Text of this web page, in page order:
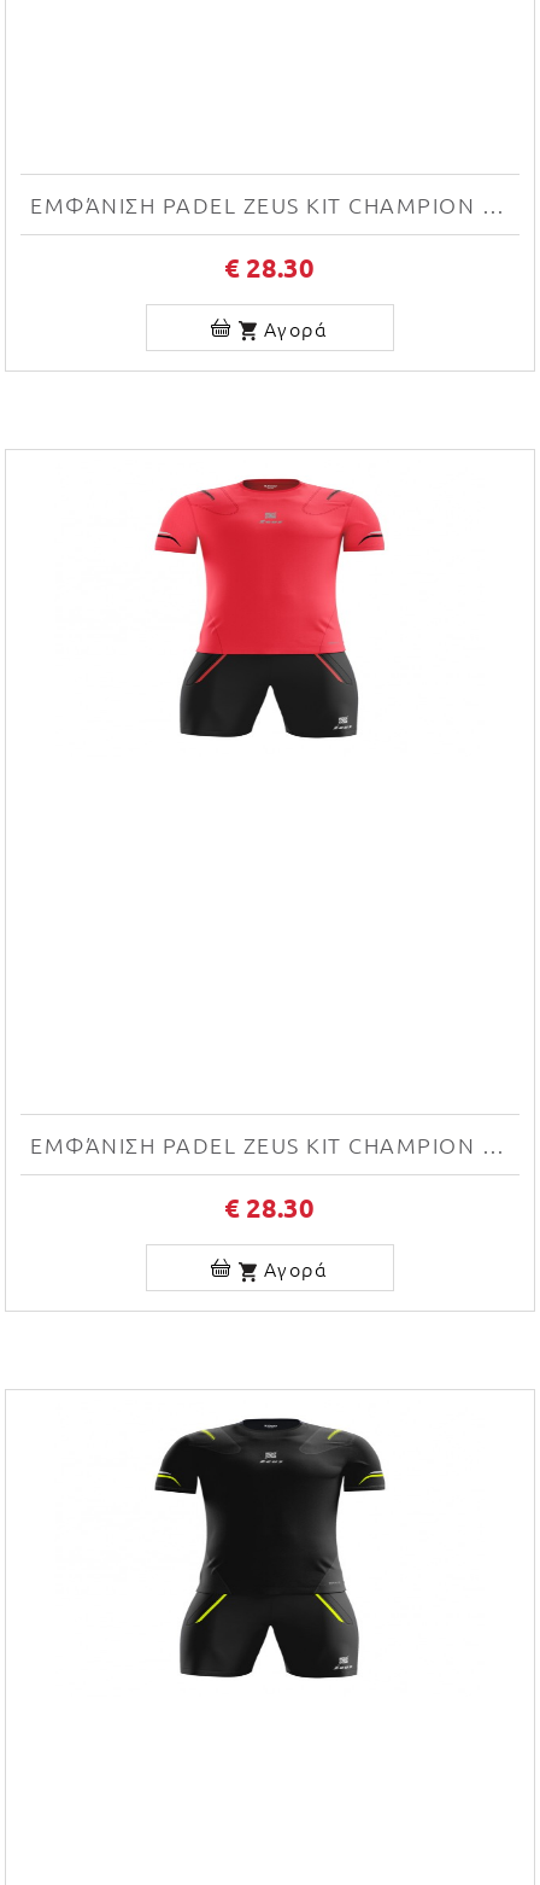
ΕΜΦΆΝΙΣΗ PADEL ZEUS KIT CHAMPION (BLU/LIGHT ROYAL)
€ 28.30
Αγορά
ΕΜΦΆΝΙΣΗ PADEL ZEUS KIT CHAMPION (PINK CORAL/NERO)
€ 28.30
Αγορά